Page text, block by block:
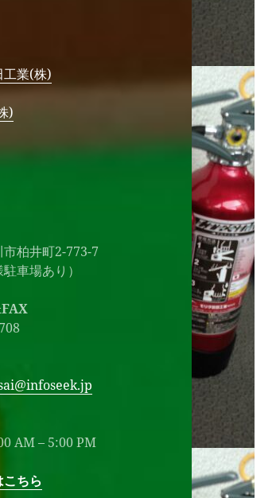
工業(株)
)
柏井町2-773-7
車場あり）
AM – 5:00 PM
ちら